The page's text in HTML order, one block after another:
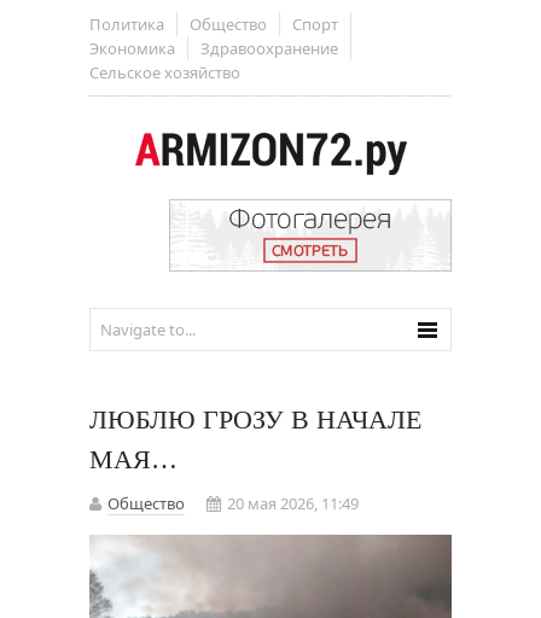
Политика Общество
Спорт
Экономика
Здравоохранение
Сельское хозяйство
ЛЮБЛЮ ГРОЗУ В НАЧАЛЕ
МАЯ…
Общество 20 мая 2026, 11:49